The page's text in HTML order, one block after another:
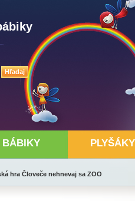
Hľadaj
BÁBIKY PLYŠÁKY
hra Človeče nehnevaj sa ZOO